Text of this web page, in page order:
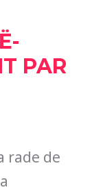
PAR
rade de